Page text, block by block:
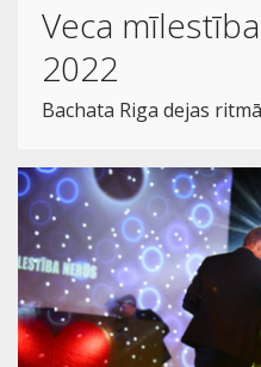
Veca
2022
Bachata Riga dejas